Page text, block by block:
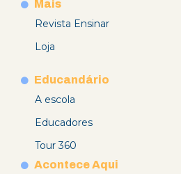
Mais
Revista Ensinar
Loja
Educandário
A escola
Educadores
Tour 360
Acontece Aqui